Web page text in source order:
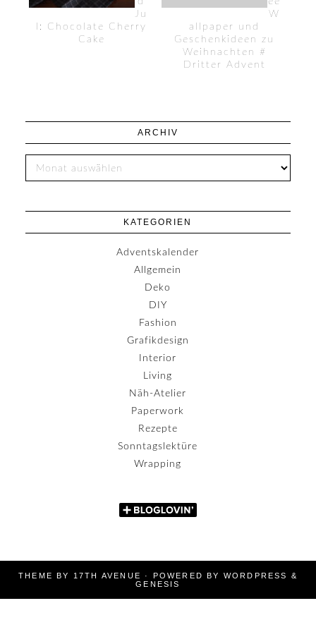
Ju
l: Chocolate Cherry
Cake
W
allpaper und
Geschenkideen zu
Weihnachten #
Dritter Advent
ARCHIV
KATEGORIEN
Adventskalender
Allgemein
Deko
DIY
Fashion
Grafikdesign
Interior
Living
Näh-Atelier
Paperwork
Rezepte
Sonntagslektüre
Wrapping
THEME BY 17TH AVENUE · POWERED BY WORDPRESS
&
GENESIS